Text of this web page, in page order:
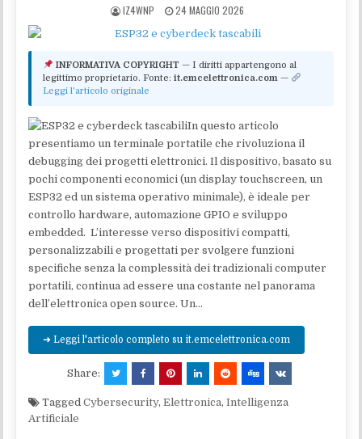
IZ4WNP 24 MAGGIO 2026
INFORMATIVA COPYRIGHT — I diritti appartengono al
legittimo proprietario. Fonte:it.emcelettronica.com —
Leggi l'articolo originale
In questo articolo
presentiamo un terminale portatile che rivoluziona il
debugging dei progetti elettronici. Il dispositivo, basato su
pochi componenti economici (un display touchscreen, un
ESP32 ed un sistema operativo minimale), è ideale per
controllo hardware, automazione GPIO e sviluppo
embedded. L’interesse verso dispositivi compatti,
personalizzabili e progettati per svolgere funzioni
specifiche senza la complessità dei tradizionali computer
portatili, continua ad essere una costante nel panorama
dell’elettronica open source. Un…
➜ Leggi l'articolo completo su it.emcelettronica.com
Share:
TaggedCybersecurity,Elettronica,Intelligenza
Artificiale